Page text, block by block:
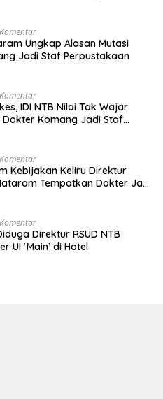
Ungkap Alasan Mutasi
Jadi Staf Perpustakaan
IDI NTB Nilai Tak Wajar
Dokter Komang Jadi Staf
Kebijakan Keliru Direktur
Tempatkan Dokter Jadi
Direktur RSUD NTB
UI ‘Main’ di Hotel